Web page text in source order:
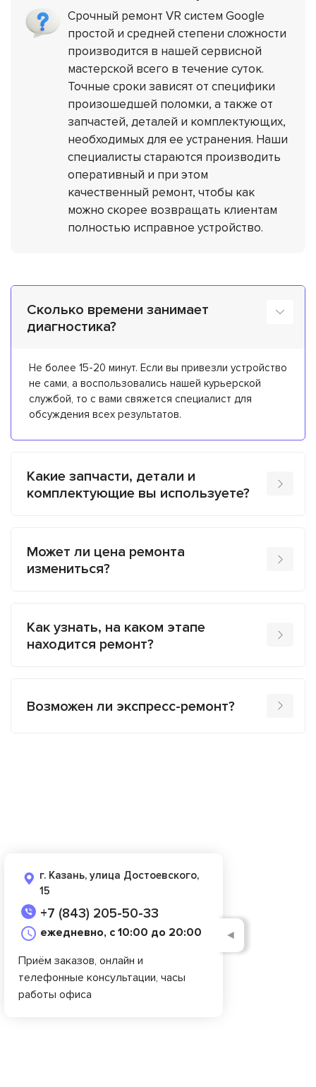
Срочный ремонт VR систем Google
простой и средней степени сложности
производится в нашей сервисной
мастерской всего в течение суток.
Точные сроки зависят от специфики
произошедшей поломки, а также от
запчастей, деталей и комплектующих,
необходимых для ее устранения. Наши
специалисты стараются производить
оперативный и при этом
качественный ремонт, чтобы как
можно скорее возвращать клиентам
полностью исправное устройство.
Сколько времени занимает
диагностика?
Не более 15-20 минут. Если вы привезли устройство
не сами, а воспользовались нашей курьерской
службой, то с вами свяжется специалист для
обсуждения всех результатов.
Какие запчасти, детали и
комплектующие вы используете?
Может ли цена ремонта
измениться?
Как узнать, на каком этапе
находится ремонт?
Возможен ли экспресс-ремонт?
г. Казань, улица Достоевского,
15
+7 (843) 205-50-33
ежедневно, с 10:00 до 20:00
Приём заказов, онлайн и
телефонные консультации, часы
работы офиса
◄